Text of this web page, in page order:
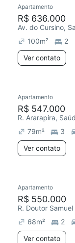
Apartamento
R$ 636.000
Av. do Cursino,
100m²
2
Ver contato
Apartamento
R$ 547.000
R. Ararapira,
79m² 3
Ver contato
Apartamento
R$ 550.000
R. Doutor
68m² 2
Ver contato